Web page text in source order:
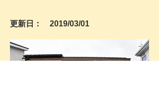
更新日： 2019/03/01